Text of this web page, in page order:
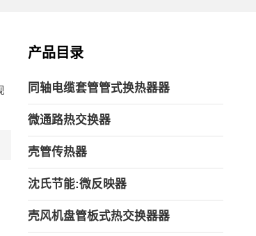
产品目录
同轴电缆套管管式换热器器
微通路热交换器
壳管传热器
沈氏节能:微反映器
壳风机盘管板式热交换器器